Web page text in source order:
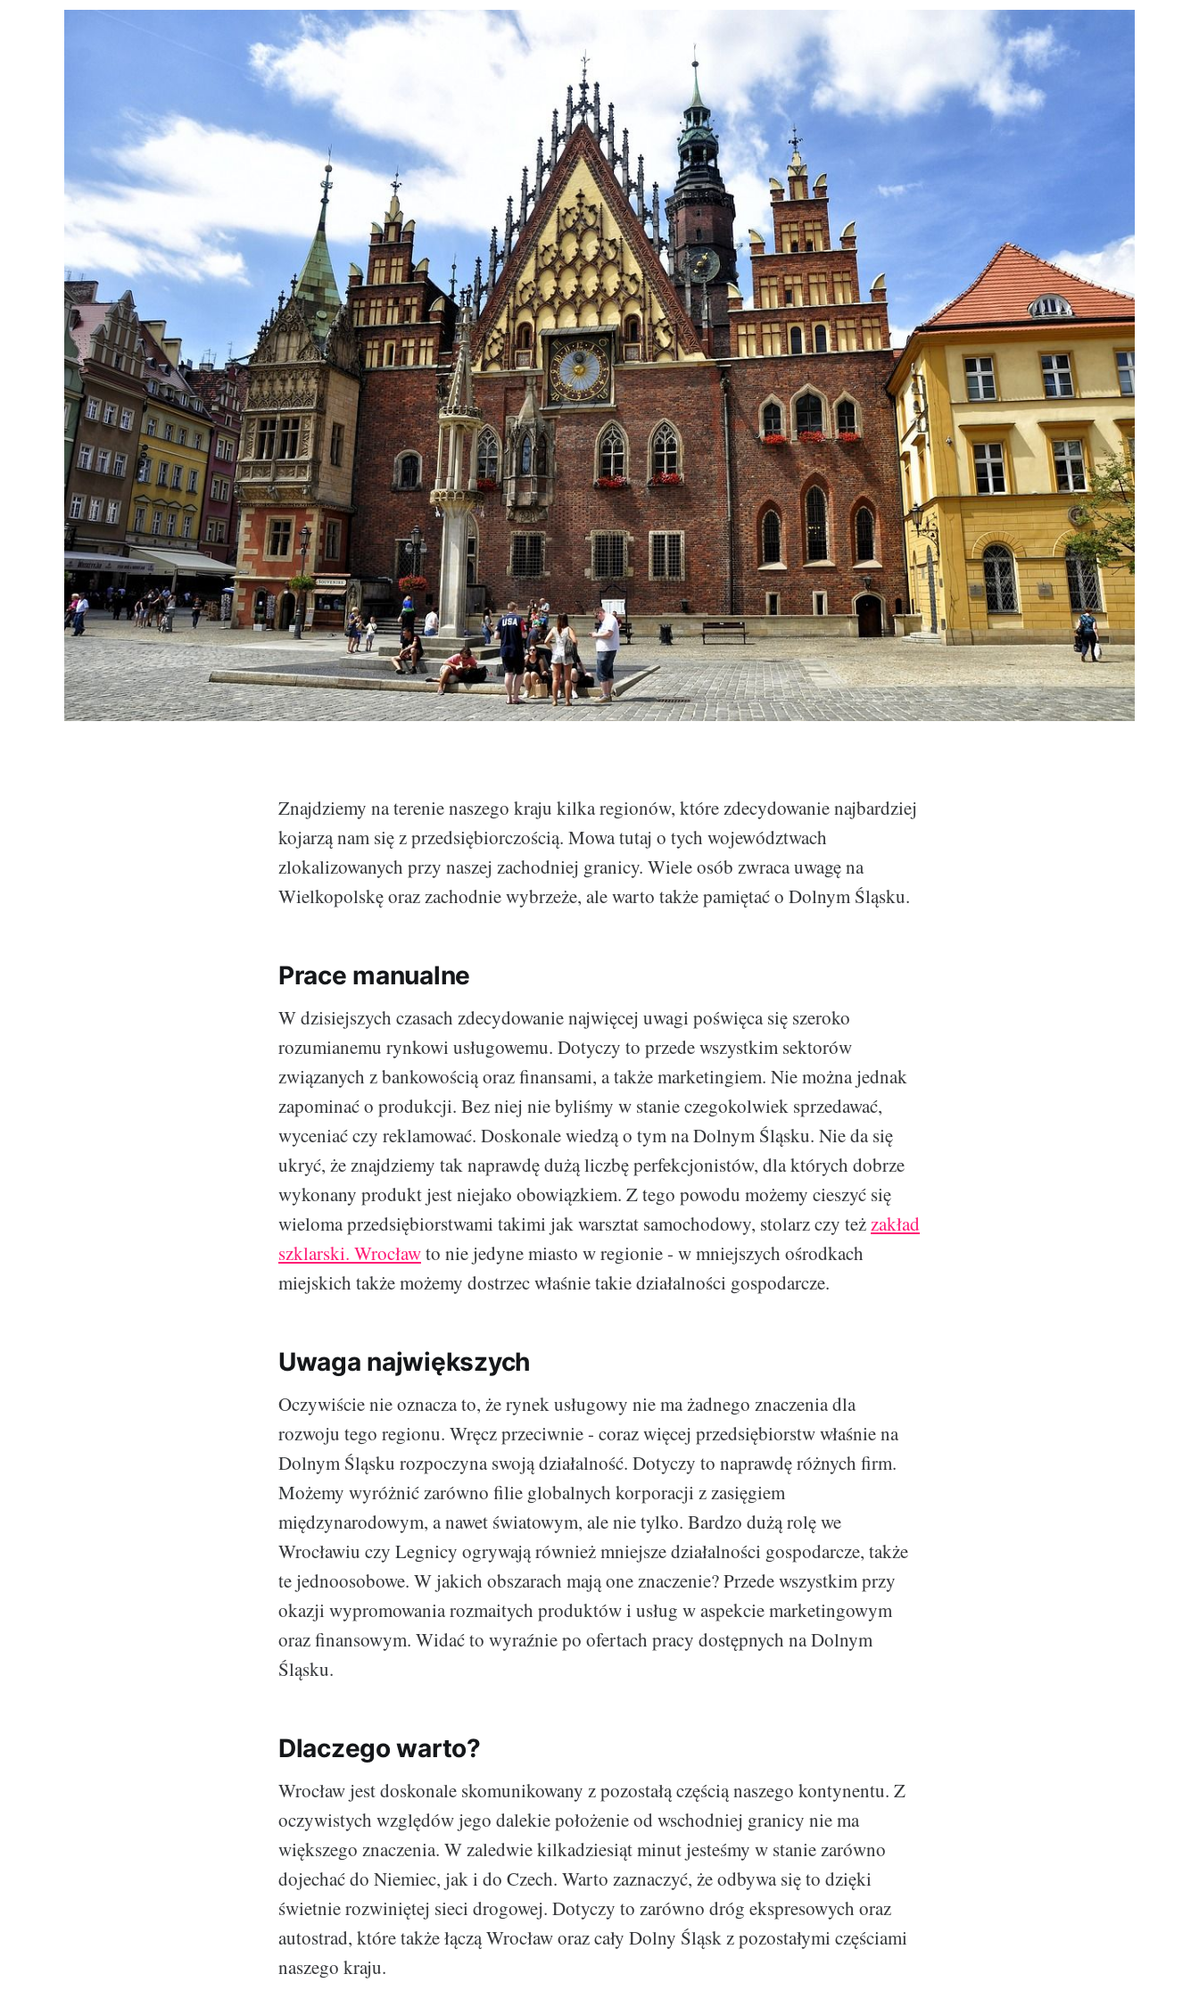
Znajdziemy na terenie naszego kraju kilka regionów, które zdecydowanie najbardziej
kojarzą nam się z przedsiębiorczością. Mowa tutaj o tych województwach
zlokalizowanych przy naszej zachodniej granicy. Wiele osób zwraca uwagę na
Wielkopolskę oraz zachodnie wybrzeże, ale warto także pamiętać o Dolnym Śląsku.
Prace manualne
W dzisiejszych czasach zdecydowanie najwięcej uwagi poświęca się szeroko
rozumianemu rynkowi usługowemu. Dotyczy to przede wszystkim sektorów
związanych z bankowością oraz finansami, a także marketingiem. Nie można jednak
zapominać o produkcji. Bez niej nie byliśmy w stanie czegokolwiek sprzedawać,
wyceniać czy reklamować. Doskonale wiedzą o tym na Dolnym Śląsku. Nie da się
ukryć, że znajdziemy tak naprawdę dużą liczbę perfekcjonistów, dla których dobrze
wykonany produkt jest niejako obowiązkiem. Z tego powodu możemy cieszyć się
wieloma przedsiębiorstwami takimi jak warsztat samochodowy, stolarz czy też zakład
szklarski. Wrocławto nie jedyne miasto w regionie - w mniejszych ośrodkach
miejskich także możemy dostrzec właśnie takie działalności gospodarcze.
Uwaga największych
Oczywiście nie oznacza to, że rynek usługowy nie ma żadnego znaczenia dla
rozwoju tego regionu. Wręcz przeciwnie - coraz więcej przedsiębiorstw właśnie na
Dolnym Śląsku rozpoczyna swoją działalność. Dotyczy to naprawdę różnych firm.
Możemy wyróżnić zarówno filie globalnych korporacji z zasięgiem
międzynarodowym, a nawet światowym, ale nie tylko. Bardzo dużą rolę we
Wrocławiu czy Legnicy ogrywają również mniejsze działalności gospodarcze, także
te jednoosobowe. W jakich obszarach mają one znaczenie? Przede wszystkim przy
okazji wypromowania rozmaitych produktów i usług w aspekcie marketingowym
oraz finansowym. Widać to wyraźnie po ofertach pracy dostępnych na Dolnym
Śląsku.
Dlaczego warto?
Wrocław jest doskonale skomunikowany z pozostałą częścią naszego kontynentu. Z
oczywistych względów jego dalekie położenie od wschodniej granicy nie ma
większego znaczenia. W zaledwie kilkadziesiąt minut jesteśmy w stanie zarówno
dojechać do Niemiec, jak i do Czech. Warto zaznaczyć, że odbywa się to dzięki
świetnie rozwiniętej sieci drogowej. Dotyczy to zarówno dróg ekspresowych oraz
autostrad, które także łączą Wrocław oraz cały Dolny Śląsk z pozostałymi częściami
naszego kraju.